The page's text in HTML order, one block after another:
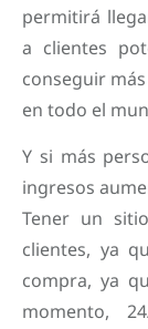
permitirá
a clientes
conseguir
en todo el
Y si más
ingresos
Tener un
clientes, ya
compra, ya
momento,